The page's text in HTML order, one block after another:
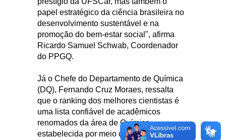
papel estratégico da ciência brasileira no
desenvolvimento sustentável e na
promoção do bem-estar social", afirma
Ricardo Samuel Schwab, Coordenador
do PPGQ.
Já o Chefe do Departamento de Química
(DQ), Fernando Cruz Moraes, ressalta
que o ranking dos melhores cientistas é
uma lista confiável de acadêmicos
renomados da área de Química,
estabelecida por meio da análise de